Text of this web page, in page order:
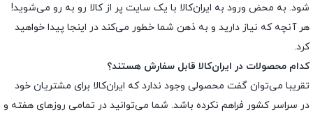
شود. به محض ورود به ایران‌کالا با یک سایت پر از کالا رو به رو می‌شوید!
هر آنچه که نیاز دارید و به ذهن شما خطور می‌کند در اینجا پیدا خواهید
کرد.
کدام محصولات در ایران‌کالا قابل سفارش هستند؟
تقریبا می‌توان گفت محصولی وجود ندارد که ایران‌کالا برای مشتریان خود
در سراسر کشور فراهم نکرده باشد. شما می‌توانید در تمامی روزهای هفته و